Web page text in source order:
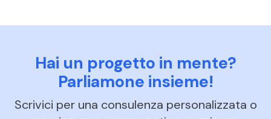
Hai un progetto in mente?
Parliamone insieme!
Scrivici per una consulenza personalizzata o